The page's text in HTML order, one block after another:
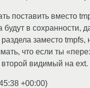
поставить вместо
будут в сохранности,
заместо
что если ты
видимый на ext.
+00:00)